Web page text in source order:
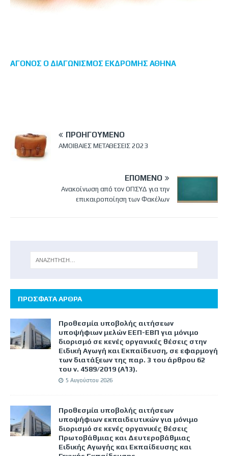
ΑΓΟΝΟΣ Ο ΔΙΑΓΩΝΙΣΜΟΣ ΕΚΔΡΟΜΗΣ ΑΘΗΝΑ
ΠΡΟΗΓΟΎΜΕΝΟ
ΑΜΟΙΒΑΙΕΣ ΜΕΤΑΘΕΣΕΙΣ 2023
ΕΠΌΜΕΝΟ
Ανακοίνωση από τον ΟΠΣΥΔ για την
επικαιροποίηση των Φακέλων
ΠΡΟΣΦΑΤΑ ΑΡΘΡΑ
Προθεσμία υποβολής αιτήσεων
υποψήφιων μελών ΕΕΠ-ΕΒΠ για μόνιμο
διορισμό σε κενές οργανικές θέσεις στην
Ειδική Αγωγή και Εκπαίδευση, σε εφαρμογή
των διατάξεων της παρ. 3 του άρθρου 62
του ν. 4589/2019 (Α΄13).
5 Αυγούστου 2026
Προθεσμία υποβολής αιτήσεων
υποψήφιων εκπαιδευτικών για μόνιμο
διορισμό σε κενές οργανικές θέσεις
Πρωτοβάθμιας και Δευτεροβάθμιας
Ειδικής Αγωγής και Εκπαίδευσης και